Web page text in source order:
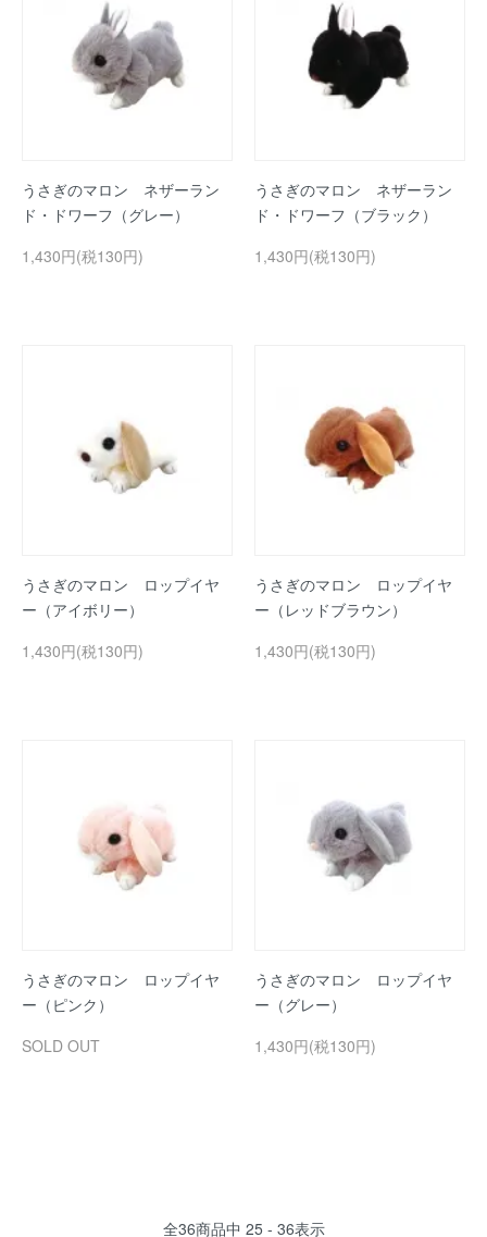
うさぎのマロン ネザーラン
ド・ドワーフ（グレー）
1,430円(税130円)
うさぎのマロン ネザーラン
ド・ドワーフ（ブラック）
1,430円(税130円)
うさぎのマロン ロップイヤ
ー（アイボリー）
1,430円(税130円)
うさぎのマロン ロップイヤ
ー（レッドブラウン）
1,430円(税130円)
うさぎのマロン ロップイヤ
ー（ピンク）
SOLD OUT
うさぎのマロン ロップイヤ
ー（グレー）
1,430円(税130円)
全36商品中 25 - 36表示